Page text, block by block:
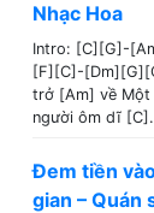
Nhạc Hoa
Intro: [C][G]-
[F][C]-
trở [Am] về Một
người ôm dĩ
Đem tiền
gian – Quán